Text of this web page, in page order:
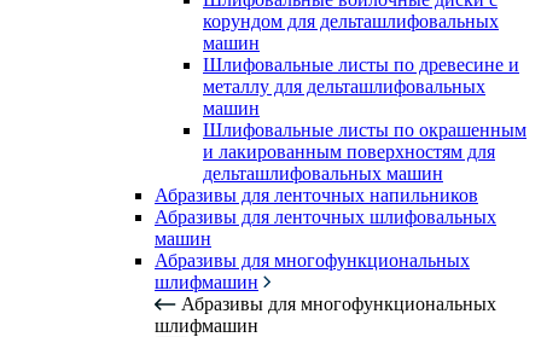
корундом для дельташлифовальных
машин
Шлифовальные листы по древесине и
металлу для дельташлифовальных
машин
Шлифовальные листы по окрашенным
и лакированным поверхностям для
дельташлифовальных машин
Абразивы для ленточных напильников
Абразивы для ленточных шлифовальных
машин
Абразивы для многофункциональных
шлифмашин
Абразивы для многофункциональных
шлифмашин